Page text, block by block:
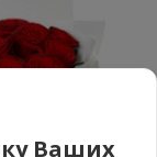
Ваших